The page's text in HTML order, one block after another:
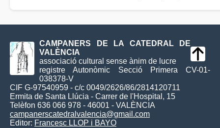
CAMPANERS DE LA CATEDRAL DE
VALÈNCIA
associació cultural sense ànim de lucre
registre Autonòmic Secció Primera CV-01-
038378-V
CIF G-97540959 - c/c 0049/2626/86/2814120711
Ermita de Santa Llúcia - Carrer de l'Hospital, 15
Telèfon 636 066 978 - 46001 - VALÈNCIA
campanerscatedralvalencia@gmail.com
Editor: Francesc LLOP i BAYO